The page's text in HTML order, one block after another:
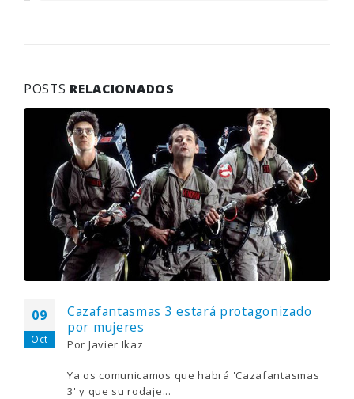
POSTS RELACIONADOS
09
Oct
Cazafantasmas 3 estará protagonizado
por mujeres
Por Javier Ikaz
Ya os comunicamos que habrá 'Cazafantasmas
3' y que su rodaje...